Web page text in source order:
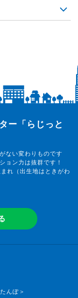
ー「らじっと
ない変わりものです
ョン力は抜群です！
れ（出生地はときがわ
んぽ＞